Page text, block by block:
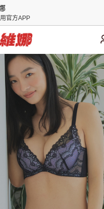
官方APP